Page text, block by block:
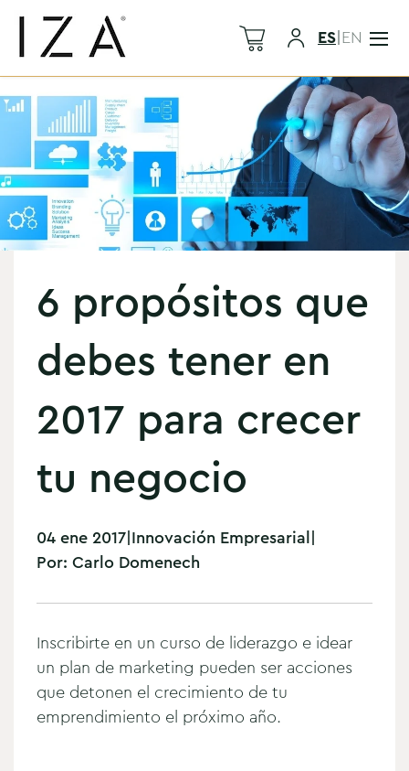
ES|EN
6 propósitos que
debes tener en
2017 para crecer
tu negocio
04 ene 2017|Innovación Empresarial|
Por: Carlo Domenech
Inscribirte en un curso de liderazgo e idear
un plan de marketing pueden ser acciones
que detonen el crecimiento de tu
emprendimiento el próximo año.